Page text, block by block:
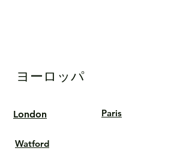
ヨーロッパ
London Paris
Watford